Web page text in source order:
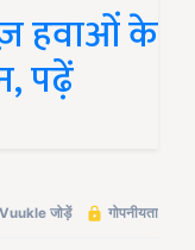
हवाओं के
पढ़ें